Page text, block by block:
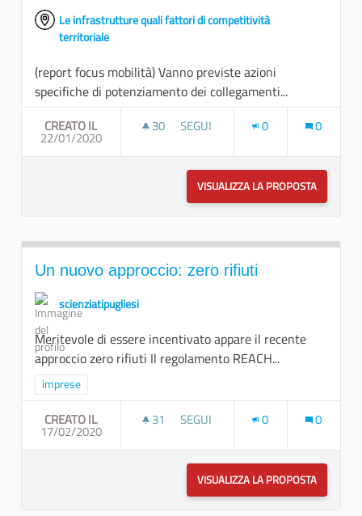
Le infrastrutture quali fattori di competitività
territoriale
(report focus mobilità) Vanno previste azioni
specifiche di potenziamento dei collegamenti...
CREATO IL
22/01/2020
30 30 SOSTENITORI
SEGUI 0 0
VISUALIZZA LA PROPOSTA
Un nuovo approccio: zero rifiuti
scienziatipugliesi
Meritevole di essere incentivato appare il recente
approccio zero rifiuti Il regolamento REACH...
Filtra i risultati per categoria: imprese
imprese
CREATO IL
17/02/2020
31 31 SOSTENITORI
SEGUI 0 0
VISUALIZZA LA PROPOSTA